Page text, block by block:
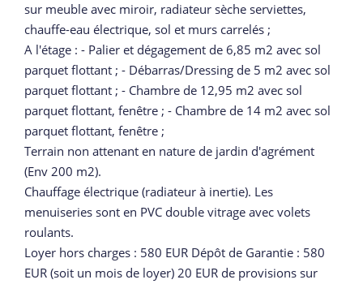
sur meuble avec miroir, radiateur sèche serviettes,
chauffe-eau électrique, sol et murs carrelés ;
A l'étage : - Palier et dégagement de 6,85 m2 avec sol
parquet flottant ; - Débarras/Dressing de 5 m2 avec sol
parquet flottant ; - Chambre de 12,95 m2 avec sol
parquet flottant, fenêtre ; - Chambre de 14 m2 avec sol
parquet flottant, fenêtre ;
Terrain non attenant en nature de jardin d'agrément
(Env 200 m2).
Chauffage électrique (radiateur à inertie). Les
menuiseries sont en PVC double vitrage avec volets
roulants.
Loyer hors charges : 580 EUR Dépôt de Garantie : 580
EUR (soit un mois de loyer) 20 EUR de provisions sur